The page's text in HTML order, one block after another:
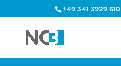
+49 341 3929 610